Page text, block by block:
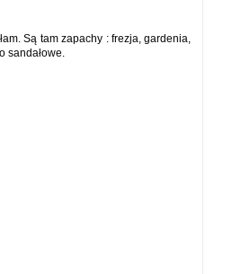
Są tam zapachy : frezja, gardenia,